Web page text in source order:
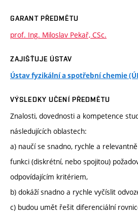
GARANT PŘEDMĚTU
prof. Ing. Miloslav Pekař, CSc.
ZAJIŠŤUJE ÚSTAV
Ústav fyzikální a spotřební chemie
VÝSLEDKY UČENÍ PŘEDMĚTU
Znalosti, dovednosti a kompetence
následujících oblastech:
a) naučí se snadno, rychle a
funkci (diskrétní, nebo spojitou)
odpovídajícím kritériem,
b) dokáží snadno a rychle vyčíslit
c) budou umět řešit diferenciální